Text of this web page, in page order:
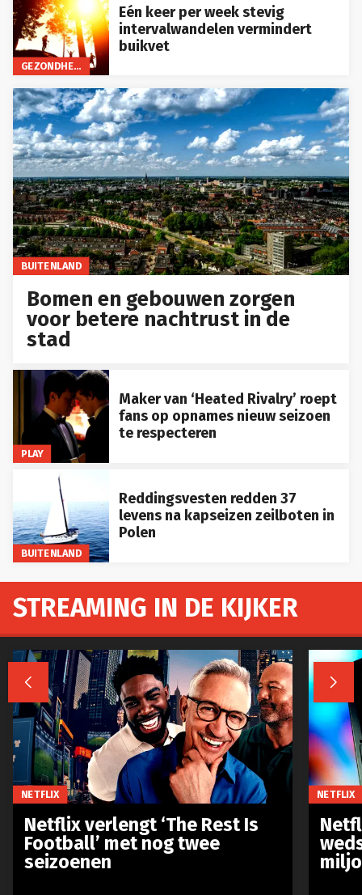
GEZONDHEID
Eén keer per week stevig
intervalwandelen vermindert
buikvet
BUITENLAND
Bomen en gebouwen zorgen
voor betere nachtrust in de
stad
PLAY
Maker van ‘Heated Rivalry’ roept
fans op opnames nieuw seizoen
te respecteren
BUITENLAND
Reddingsvesten redden 37
levens na kapseizen zeilboten in
Polen
STREAMING IN DE KIJKER
 
NETFLIX
Netflix verlengt ‘The Rest Is
Football’ met nog twee
seizoenen
NETFLIX